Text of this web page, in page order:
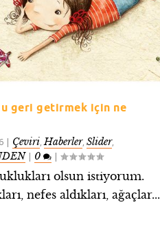
geri getirmek için ne
| Çeviri,Haberler,Slider,
| 0 |
olsun istiyorum.
nefes aldıkları, ağaçlar...